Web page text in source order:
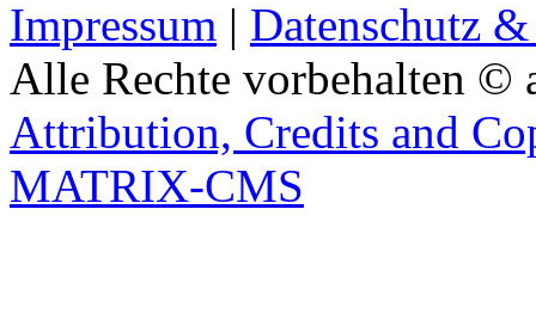
Impressum | Datenschutz
Alle Rechte vorbehalten ©
Attribution, Credits and
MATRIX-CMS